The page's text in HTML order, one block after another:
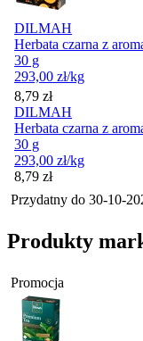
DILMAH
Herbata czarna z
30 g
293,00 zł/kg
Cena
8,79 zł
DILMAH
Herbata czarna z
30 g
293,00 zł/kg
Cena
8,79 zł
Przydatny do 30-10-
Produkty
Promocja